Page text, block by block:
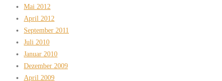
Mai 2012
April 2012
September 2011
Juli 2010
Januar 2010
Dezember 2009
April 2009